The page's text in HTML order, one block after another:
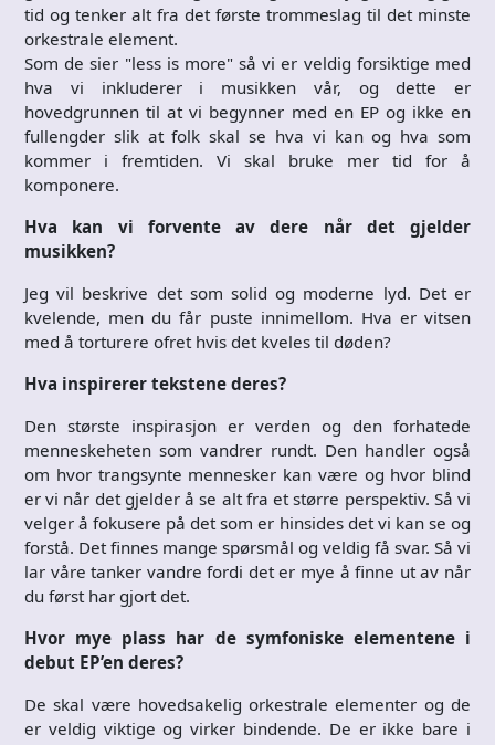
tid og tenker alt fra det første trommeslag til det minste
orkestrale element.
Som de sier "less is more" så vi er veldig forsiktige med
hva vi inkluderer i musikken vår, og dette er
hovedgrunnen til at vi begynner med en EP og ikke en
fullengder slik at folk skal se hva vi kan og hva som
kommer i fremtiden. Vi skal bruke mer tid for å
komponere.
Hva kan vi forvente av dere når det gjelder
musikken?
Jeg vil beskrive det som solid og moderne lyd. Det er
kvelende, men du får puste innimellom. Hva er vitsen
med å torturere ofret hvis det kveles til døden?
Hva inspirerer tekstene deres?
Den største inspirasjon er verden og den forhatede
menneskeheten som vandrer rundt. Den handler også
om hvor trangsynte mennesker kan være og hvor blind
er vi når det gjelder å se alt fra et større perspektiv. Så vi
velger å fokusere på det som er hinsides det vi kan se og
forstå. Det finnes mange spørsmål og veldig få svar. Så vi
lar våre tanker vandre fordi det er mye å finne ut av når
du først har gjort det.
Hvor mye plass har de symfoniske elementene i
debut EP’en deres?
De skal være hovedsakelig orkestrale elementer og de
er veldig viktige og virker bindende. De er ikke bare i